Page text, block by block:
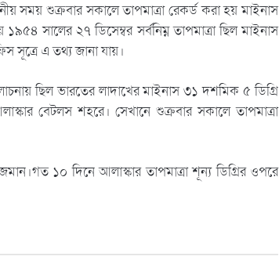
সময় শুক্রবার সকালে তাপমাত্রা রেকর্ড করা হয় মাইনাস
সালের ২৭ ডিসেম্বর সর্বনিম্ন তাপমাত্রা ছিল মাইনাস
সূত্রে এ তথ্য জানা যায়।
ছিল ভারতের লাদাখের মাইনাস ৩১ দশমিক ৫ ডিগ্রি
বেটলস শহরে। সেখানে শুক্রবার সকালে তাপমাত্রা
১০ দিনে আলাস্কার তাপমাত্রা শূন্য ডিগ্রির ওপরে